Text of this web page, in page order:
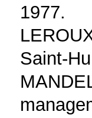
1977.
Saint-